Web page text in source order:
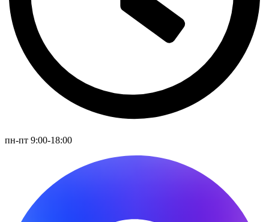
пн-пт 9:00-18:00